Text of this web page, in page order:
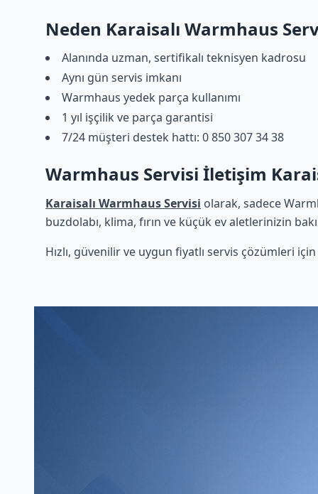
Neden Karaisalı Warmhaus
Alanında uzman, sertifikalı teknisyen kadrosu
Aynı gün servis imkanı
Warmhaus yedek parça kullanımı
1 yıl işçilik ve parça garantisi
7/24 müşteri destek hattı: 0 850 307 34 38
Warmhaus Servisi İletişim
Karaisalı Warmhaus Servisi olarak, sadece
buzdolabı, klima, fırın ve küçük ev aletlerinizin
Hızlı, güvenilir ve uygun fiyatlı servis çözümleri